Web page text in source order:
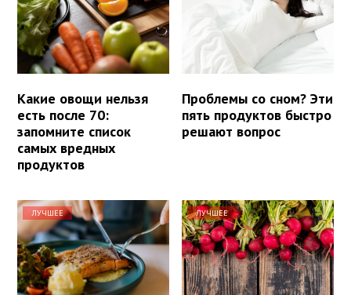
Какие овощи нельзя
есть после 70:
запомните список
самых вредных
продуктов
Проблемы со сном? Эти
пять продуктов быстро
решают вопрос
ЛУЧШЕЕ ЛУЧШЕЕ